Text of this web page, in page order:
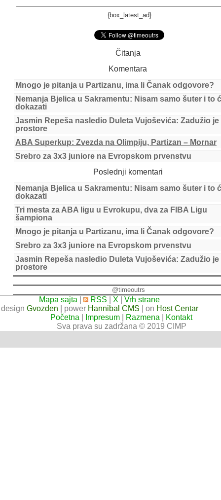
{box_latest_ad}
Čitanja
Komentara
Mnogo je pitanja u Partizanu, ima li Čanak odgovore?
Nemanja Bjelica u Sakramentu: Nisam samo šuter i to
dokazati
Jasmin Repeša nasledio Duleta Vujoševića: Zadužio je
prostore
ABA Superkup: Zvezda na Olimpiju, Partizan – Mornar
Srebro za 3x3 juniore na Evropskom prvenstvu
Poslednji komentari
Nemanja Bjelica u Sakramentu: Nisam samo šuter i to
dokazati
Tri mesta za ABA ligu u Evrokupu, dva za FIBA Ligu
šampiona
Mnogo je pitanja u Partizanu, ima li Čanak odgovore?
Srebro za 3x3 juniore na Evropskom prvenstvu
Jasmin Repeša nasledio Duleta Vujoševića: Zadužio je
prostore
@timeoutrs
Mapa sajta | RSS X |Vrh strane
design Gvozden | power Hannibal CMS | on Host Centar
Početna
Impresum Razmena
Kontakt
Sva prava su zadržana © 2019 CIMP